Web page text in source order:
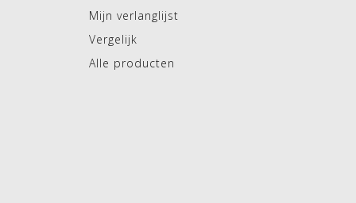
Mijn verlanglijst
Vergelijk
Alle producten